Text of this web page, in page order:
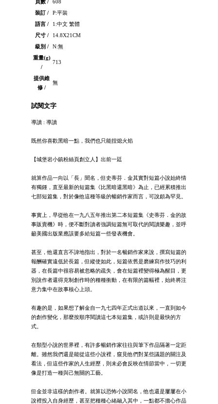
頁數 /
608
裝訂 /
P:平裝
語言 /
1:中文 繁體
尺寸 /
14.8X21CM
級別 /
N:無
重量(g)
/
713
提供維
修 /
無
試閱文字
導讀 : 導讀
既然你喜歡黑暗一點，我們也只能捏熄火焰
【城堡岩小鎮粉絲頁創立人】出前一廷
就算作品一向以「長」聞名，但史蒂芬．金其實對短篇小說始終情
有獨鍾，直至最新的短篇集《比黑暗還黑暗》為止，已經累積推出
七部短篇集，對於像他這種等級的暢銷作家而言，可說頗為罕見。
事實上，早從他在一九八五年推出第二本短篇集《史蒂芬．金的故
事販賣機》時，便不斷對讀者強調短篇無可取代的閱讀樂趣，並呼
籲美國出版業應該要多給短篇一些發表機會。
甚至，他還直言不諱地指出，對於一名暢銷作家來說，撰寫短篇的
報酬確實遠低於長篇，但縱使如此，短篇依舊是磨練寫作技巧的利
器，在長篇中很容易被忽略的疏失，會在短篇裡變得極為醒目，更
別說作者還得克制創作時的種種衝動，在有限的篇幅裡，始終將注
意力集中在故事核心上頭。
有趣的是，如果想了解金自一九七四年正式出道以來，一直到如今
的創作變化，那麼按順序閱讀這七本短篇集，或許則是最快的方
式。
在類型小說的世界裡，有許多暢銷作家往往與筆下作品隔著一定距
離。雖然我們還是能從這些小說裡，窺見他們對某些議題的關注及
看法，但這些作家的人生經歷，則未必會反映在情節當中，一切更
像是打造一種與己無關的工藝。
但金並非這樣的創作者。就算以恐怖小說聞名，他也還是屢屢在小
說裡投入自身經歷，甚至把種種心緒融入其中，一點都不擔心作品